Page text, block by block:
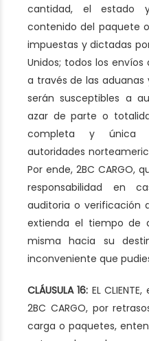
cantidad, el estado
contenido del paquete
impuestas y dictadas
Unidos; todos los
a través de las
serán susceptibles a
azar de parte o
completa y única
autoridades
Por ende, 2BC CARGO,
responsabilidad en
auditoria o verificación
extienda el tiempo de
misma hacia su
inconveniente que
CLÁUSULA 16: EL
2BC CARGO, por
carga o paquetes,